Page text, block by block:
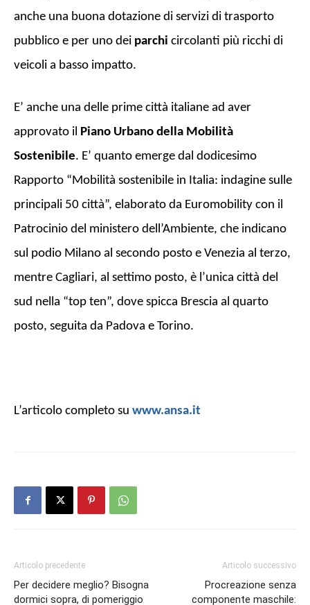
anche una buona dotazione di servizi di trasporto
pubblico e per uno dei parchi circolanti più ricchi di
veicoli a basso impatto.
E’ anche una delle prime città italiane ad aver
approvato il Piano Urbano della Mobilità
Sostenibile. E’ quanto emerge dal dodicesimo
Rapporto “Mobilità sostenibile in Italia: indagine sulle
principali 50 città”, elaborato da Euromobility con il
Patrocinio del ministero dell’Ambiente, che indicano
sul podio Milano al secondo posto e Venezia al terzo,
mentre Cagliari, al settimo posto, è l’unica città del
sud nella “top ten”, dove spicca Brescia al quarto
posto, seguita da Padova e Torino.
L’articolo completo su www.ansa.it
Articolo precedente
Per decidere meglio? Bisogna
dormici sopra, di pomeriggio
Articolo successivo
Procreazione senza
componente maschile: